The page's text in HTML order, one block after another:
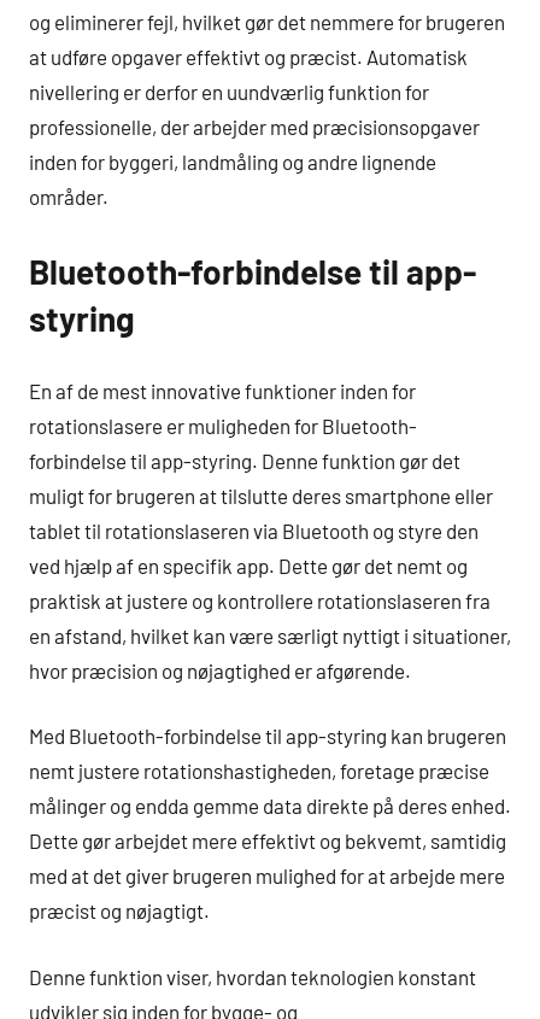
og eliminerer fejl, hvilket gør det nemmere for brugeren
at udføre opgaver effektivt og præcist. Automatisk
nivellering er derfor en uundværlig funktion for
professionelle, der arbejder med præcisionsopgaver
inden for byggeri, landmåling og andre lignende
områder.
Bluetooth-forbindelse til app-
styring
En af de mest innovative funktioner inden for
rotationslasere er muligheden for Bluetooth-
forbindelse til app-styring. Denne funktion gør det
muligt for brugeren at tilslutte deres smartphone eller
tablet til rotationslaseren via Bluetooth og styre den
ved hjælp af en specifik app. Dette gør det nemt og
praktisk at justere og kontrollere rotationslaseren fra
en afstand, hvilket kan være særligt nyttigt i situationer,
hvor præcision og nøjagtighed er afgørende.
Med Bluetooth-forbindelse til app-styring kan brugeren
nemt justere rotationshastigheden, foretage præcise
målinger og endda gemme data direkte på deres enhed.
Dette gør arbejdet mere effektivt og bekvemt, samtidig
med at det giver brugeren mulighed for at arbejde mere
præcist og nøjagtigt.
Denne funktion viser, hvordan teknologien konstant
udvikler sig inden for bygge- og